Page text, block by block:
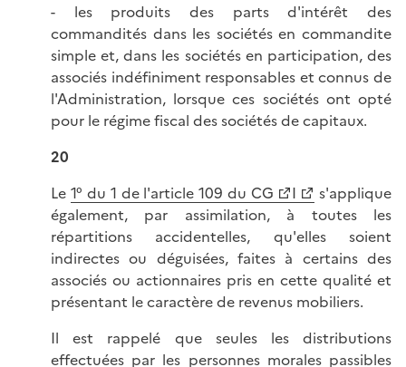
- les produits des parts d'intérêt des
commandités dans les sociétés en commandite
simple et, dans les sociétés en participation, des
associés indéfiniment responsables et connus de
l'Administration, lorsque ces sociétés ont opté
pour le régime fiscal des sociétés de capitaux.
20
Le 1° du 1 de l'article 109 du CG I
s'applique
également, par assimilation, à toutes les
répartitions accidentelles, qu'elles soient
indirectes ou déguisées, faites à certains des
associés ou actionnaires pris en cette qualité et
présentant le caractère de revenus mobiliers.
Il est rappelé que seules les distributions
effectuées par les personnes morales passibles